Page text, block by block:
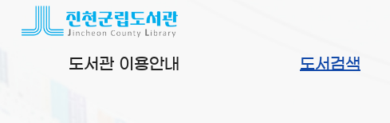
도서관 이용안내 도서검색